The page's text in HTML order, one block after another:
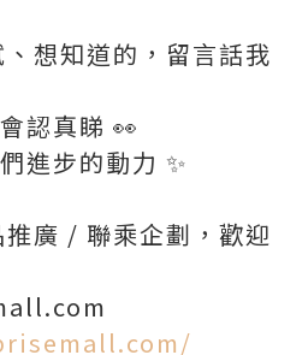
想知道的，留言話我
認真睇 👀
進步的動力 ✨
廣 / 聯乘企劃，歡迎